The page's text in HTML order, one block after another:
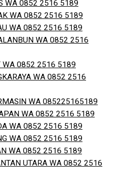
WA 0852 2516 5189
WA 0852 2516 5189
WA 0852 2516 5189
WA 0852 2516
WA 0852 2516 5189
WA 0852 2516
WA 085225165189
WA 0852 2516 5189
WA 0852 2516 5189
WA 0852 2516 5189
WA 0852 2516 5189
UTARA WA 0852 2516